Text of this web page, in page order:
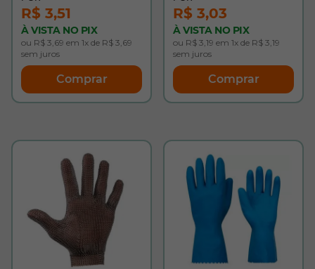
R$ 3,51
À VISTA NO PIX
ou R$ 3,69 em 1x de R$ 3,69
sem juros
Comprar
R$ 3,03
À VISTA NO PIX
ou R$ 3,19 em 1x de R$ 3,19
sem juros
Comprar